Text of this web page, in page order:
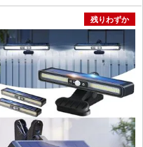
残りわずか